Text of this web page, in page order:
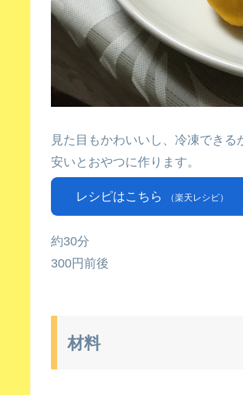
見た目もかわいいし、冷凍でき
安いとおやつに作ります。
レシピはこちら （楽天レシピ）
約30分
300円前後
材料